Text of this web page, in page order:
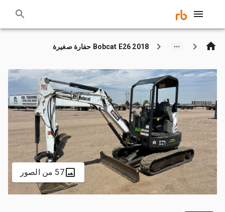
2018 Bobcat E26 حفارة صغيرة
57 من الصور